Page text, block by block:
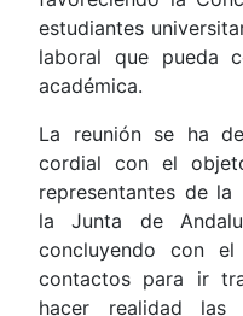
estudiantes
laboral que pueda
académica.
La reunión se ha
cordial con el
representantes de
la Junta de
concluyendo con
contactos para ir
hacer realidad las